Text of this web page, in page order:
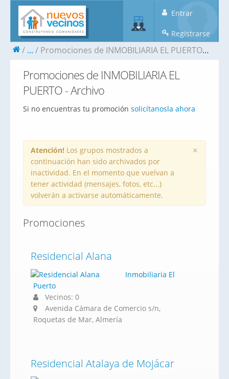
Entrar
Registrarse
... Promociones de INMOBILIARIA EL PUERTO - Archivo
Promociones de INMOBILIARIA EL
PUERTO - Archivo
Si no encuentras tu promoción solicítanosla ahora
×
Atención! Los grupos mostrados a
continuación han sido archivados por
inactividad. En el momento que vuelvan a
tener actividad (mensajes, fotos, etc...)
volverán a activarse automáticamente.
Promociones
Residencial Alana
Inmobiliaria El
Puerto
Vecinos: 0
Avenida Cámara de Comercio s/n,
Roquetas de Mar, Almería
Residencial Atalaya de Mojácar